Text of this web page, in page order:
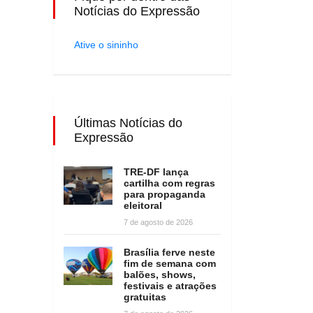
Notícias do Expressão
Ative o sininho
Últimas Notícias do
Expressão
TRE-DF lança
cartilha com regras
para propaganda
eleitoral
7 de agosto de 2026
Brasília ferve neste
fim de semana com
balões, shows,
festivais e atrações
gratuitas